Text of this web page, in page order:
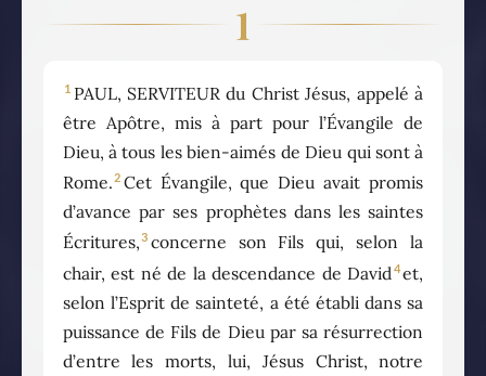
1
1 PAUL, SERVITEUR du Christ Jésus, appelé à
être Apôtre, mis à part pour l’Évangile de
Dieu, à tous les bien-aimés de Dieu qui sont à
Rome.2 Cet Évangile, que Dieu avait promis
d’avance par ses prophètes dans les saintes
Écritures,3 concerne son Fils qui, selon la
chair, est né de la descendance de David 4et,
selon l’Esprit de sainteté, a été établi dans sa
puissance de Fils de Dieu par sa résurrection
d’entre les morts, lui, Jésus Christ, notre